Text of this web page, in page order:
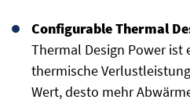
Configurable Thermal
Thermal Design Power ist
thermische
Wert, desto mehr